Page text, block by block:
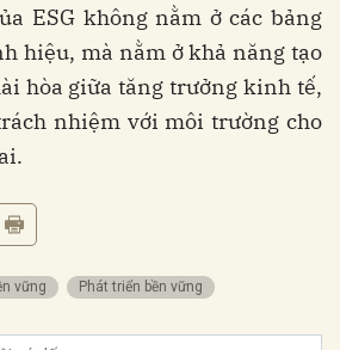
ESG không nằm ở các bảng
hiệu, mà nằm ở khả năng tạo
hòa giữa tăng trưởng kinh tế,
nhiệm với môi trường cho
vững Phát triển bền vững